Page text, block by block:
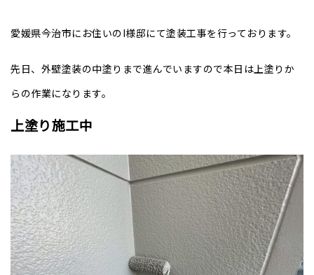
愛媛県今治市にお住いのI様邸にて塗装工事を行っております。
先日、外壁塗装の中塗りまで進んでいますので本日は上塗りか
らの作業になります。
上塗り施工中